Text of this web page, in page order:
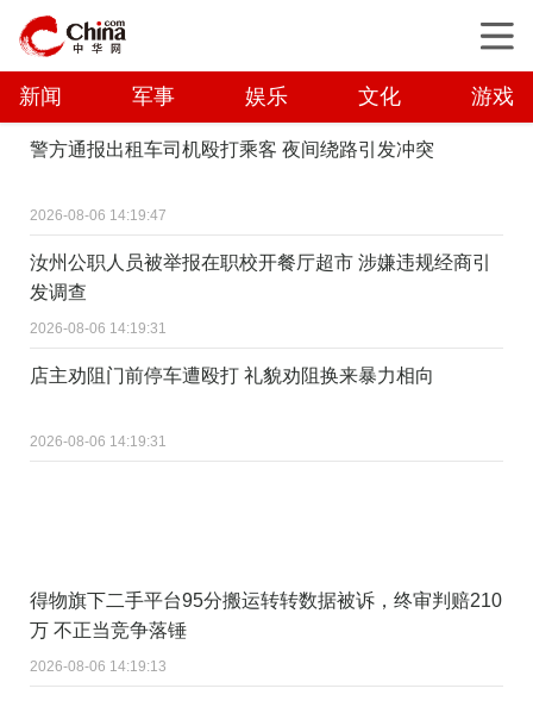
新闻 军事 娱乐 文化 游戏
警方通报出租车司机殴打乘客 夜间绕路引发冲突
2026-08-06 14:19:47
汝州公职人员被举报在职校开餐厅超市 涉嫌违规经商引
发调查
2026-08-06 14:19:31
店主劝阻门前停车遭殴打 礼貌劝阻换来暴力相向
2026-08-06 14:19:31
得物旗下二手平台95分搬运转转数据被诉，终审判赔210
万 不正当竞争落锤
2026-08-06 14:19:13